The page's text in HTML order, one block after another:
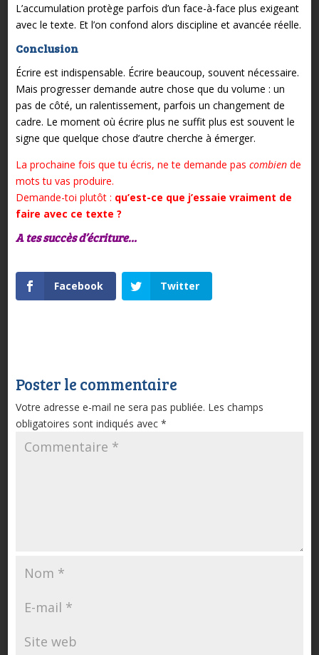
L’accumulation protège parfois d’un face-à-face plus exigeant
avec le texte. Et l’on confond alors discipline et avancée réelle.
Conclusion
Écrire est indispensable. Écrire beaucoup, souvent nécessaire.
Mais progresser demande autre chose que du volume : un
pas de côté, un ralentissement, parfois un changement de
cadre. Le moment où écrire plus ne suffit plus est souvent le
signe que quelque chose d’autre cherche à émerger.
La prochaine fois que tu écris, ne te demande pas combiende
mots tu vas produire.
Demande-toi plutôt : qu’est-ce que j’essaie vraiment de
faire avec ce texte ?
A tes succès d’écriture…
Facebook Twitter
Poster le commentaire
Votre adresse e-mail ne sera pas publiée. Les champs
obligatoires sont indiqués avec *